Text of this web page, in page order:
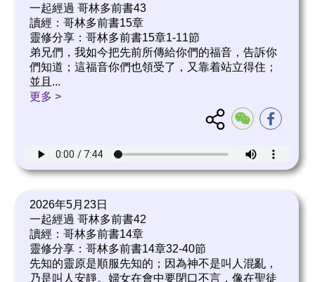
一起經過 哥林多前書43
讀經：哥林多前書15章
靈修分享：哥林多前書15章1-11節
弟兄們，我如今把先前所傳給你們的福音，告訴你
們知道；這福音你們也領受了，又靠着站立得住；
並且 ...
更多 >
2026年5月23日
一起經過 哥林多前書42
讀經：哥林多前書14章
靈修分享：哥林多前書14章32-40節
先知的靈原是順服先知的；因為神不是叫人混亂，
乃是叫人安靜。婦女在會中要閉口不言，像在聖徒